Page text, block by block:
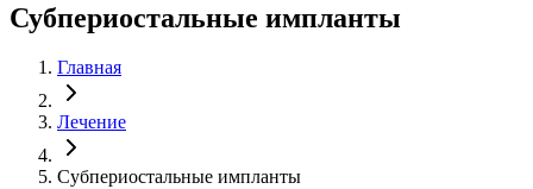
Субпериостальные импланты
Главная
Лечение
Субпериостальные импланты